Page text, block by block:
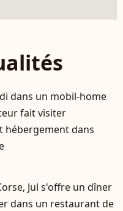
dans un mobil-home
fait visiter
hébergement dans
Jul s'offre un dîner
dans un restaurant de